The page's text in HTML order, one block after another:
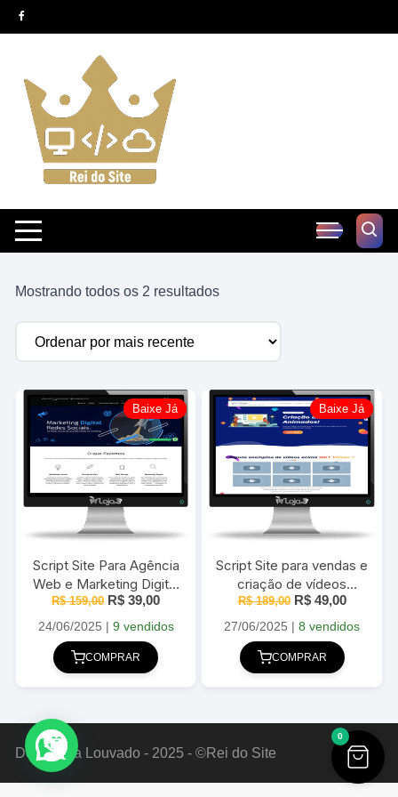
Pular
para
conteúdo
Mostrando todos os 2 resultadosClassificado
Baixe Já
Script Site Para Agência
Web e Marketing Digital
em PHP
R$159,00 O
original
era:
R$ 159,00.
R$ 39,00O
atual
24/06/2025 | 9 vendidos
COMPRAR
Baixe Já
Script Site para vendas e
criação de vídeos
animados e Marketing
2025
R$189,00 O
original
era:
R$ 189,00.
R$49,00O
atual
27/06/2025 |8 vendidos
COMPRAR
Deus Seja Louvado - 2025 - ©Rei do Site
0